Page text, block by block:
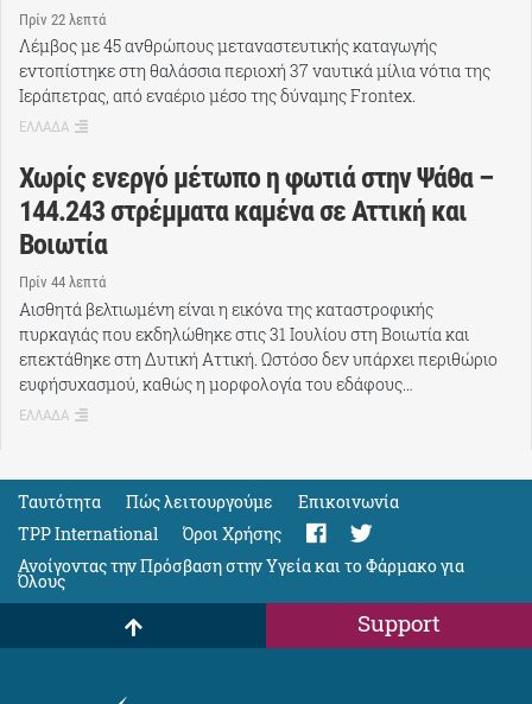
Πρίν 22 λεπτά
Λέμβος με 45 ανθρώπους μεταναστευτικής καταγωγής
εντοπίστηκε στη θαλάσσια περιοχή 37 ναυτικά μίλια νότια της
Ιεράπετρας, από εναέριο μέσο της δύναμης Frontex.
ΕΛΛΑΔΑ
Χωρίς ενεργό μέτωπο η φωτιά στην Ψάθα –
144.243 στρέμματα καμένα σε Αττική και
Βοιωτία
Πρίν 44 λεπτά
Αισθητά βελτιωμένη είναι η εικόνα της καταστροφικής
πυρκαγιάς που εκδηλώθηκε στις 31 Ιουλίου στη Βοιωτία και
επεκτάθηκε στη Δυτική Αττική. Ωστόσο δεν υπάρχει περιθώριο
ευφήσυχασμού, καθώς η μορφολογία του εδάφους…
ΕΛΛΑΔΑ
Ταυτότητα Πώς λειτουργούμε
Eπικοινωνία
TPP International
Όροι Χρήσης
Ανοίγοντας την Πρόσβαση στην Υγεία και το Φάρμακο για
Όλους
Support